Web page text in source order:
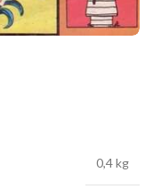
0,4 kg